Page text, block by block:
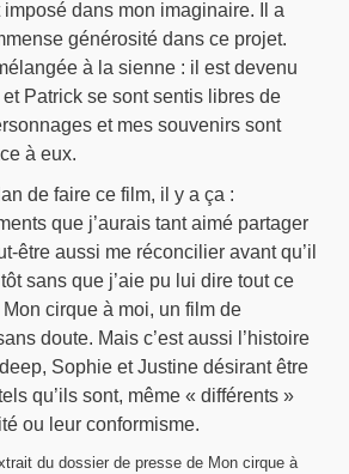
imposé dans mon imaginaire. Il a
générosité dans ce projet.
à la sienne : il est devenu
Patrick se sont sentis libres de
et mes souvenirs sont
à eux.
de faire ce film, il y a ça :
que j’aurais tant aimé partager
être aussi me réconcilier avant qu’il
sans que j’aie pu lui dire tout ce
cirque à moi, un film de
doute. Mais c’est aussi l’histoire
Sophie et Justine désirant être
qu’ils sont, même « différents »
ou leur conformisme.
du dossier de presse de Mon cirque à